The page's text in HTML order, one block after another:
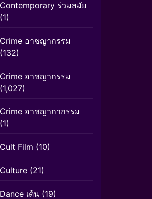
Contemporary ร่วมสมัย
(1)
Crime อาชญากรรม
(132)
Crime อาชญากรรม
(1,027)
Crime อาชญากากรรม
(1)
Cult Film (10)
Culture (21)
Dance เต้น (19)